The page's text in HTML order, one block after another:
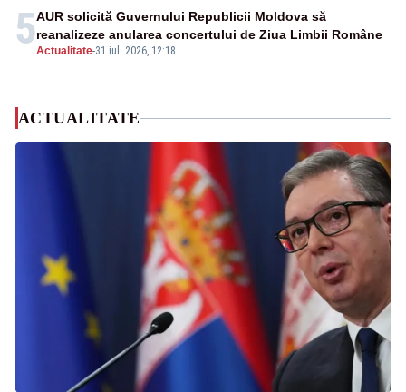
5Actualitate-31 iul. 2026, 12:18
AUR solicită Guvernului Republicii Moldova să
reanalizeze anularea concertului de Ziua Limbii Române
ACTUALITATE